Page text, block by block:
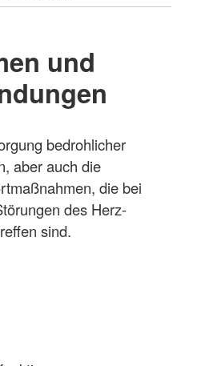
und
bedrohlicher
aber auch die
die bei
des Herz-
sind.